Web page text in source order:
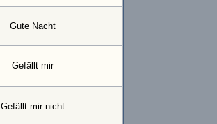
Gute Nacht
Gefällt mir
Gefällt mir nicht